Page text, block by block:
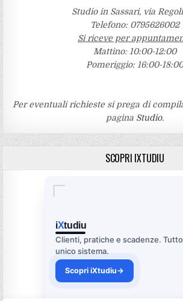
Studio in Sassari, via
Telefono: 0795626002
Si riceve per
Mattino: 10:00-12:00
Pomeriggio: 16:00-18:00
Per eventuali richieste si prega di
pagina Studio.
SCOPRI IXTUDIU
iXtudiu
Clienti, pratiche e scadenze.
unico sistema.
Scopri iXtudiu→